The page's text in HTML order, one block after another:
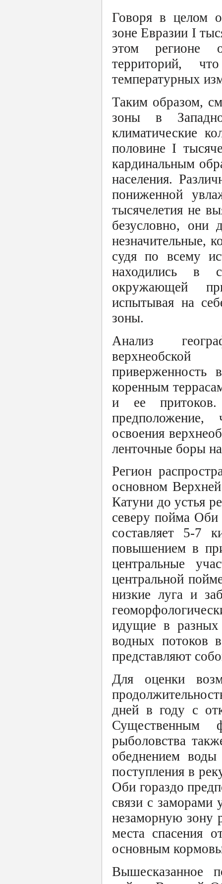
Говоря в целом о
зоне Евразии I
этом регионе
территорий,
температурных
Таким образом,
зоны в
климатические
половине I
кардинальным
населения.
пониженной
тысячелетия не
безусловно, они
незначительные,
судя по всему
находились в
окружающей
испытывая на
зоны.
Анализ
приверженность
коренным
и ее
предположение,
освоения
ленточные боры
Регион
основном
Катуни до устья
северу пойма Оби
составляет 5-7
повышением в
центральные
центральной
низкие луга и
идущие в разных
водных потоков
представляют
Для оценки
дней в году с
рыболовства
обеднением
поступления в
Оби гораздо
связи с заморами
незаморную
места спасения
основным
Вышесказанное